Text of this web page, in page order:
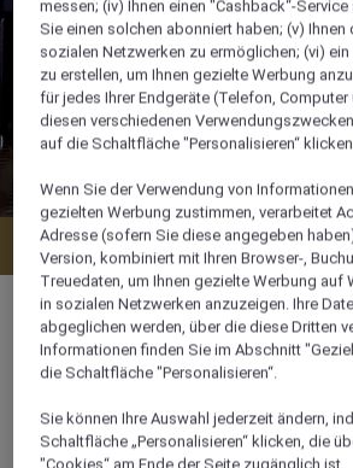
Verfügbarkeit
32 m²
Flussseite
messen; (iv) Ihnen einen "Cashback“-
Sie einen solchen abonniert haben; (v)
sozialen Netzwerken zu ermöglichen; (vi) ein
zu erstellen, um Ihnen gezielte Werbung
für jedes Ihrer Endgeräte (Telefon,
diesen verschiedenen
auf die Schaltfläche "Personalisieren“
Wenn Sie der Verwendung von
gezielten Werbung zustimmen, verarbeitet
Adresse (sofern Sie diese angegeben
Version, kombiniert mit Ihren Browser-,
Treuedaten, um Ihnen gezielte Werbung auf
in sozialen Netzwerken anzuzeigen. Ihre
abgeglichen werden, über die diese Dritten
Informationen finden Sie im Abschnitt
die Schaltfläche "Personalisieren“.
Sie können Ihre Auswahl jederzeit ändern,
Schaltfläche „Personalisieren“ klicken, die
"Cookies“ am Ende der Seite zugänglich ist.